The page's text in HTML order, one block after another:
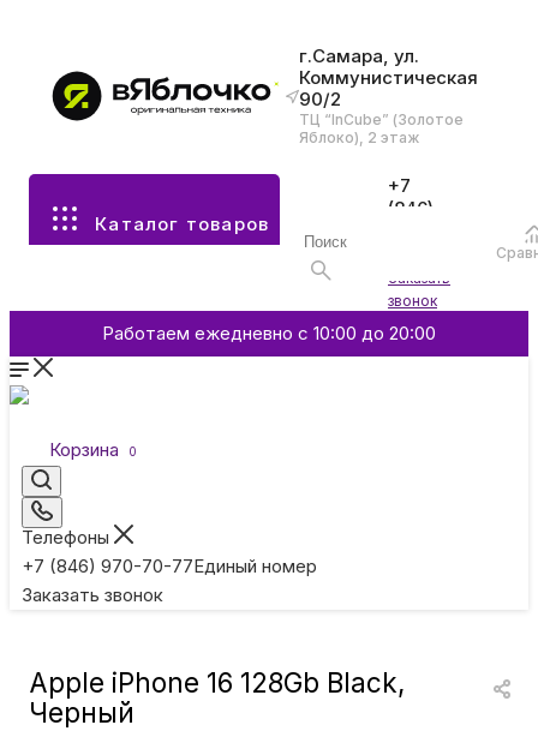
г.Самара, ул.
Коммунистическая
90/2
ТЦ “InCube” (Золотое
Яблоко), 2 этаж
Каталог товаров
+7
(846)
Заказать
звонок
Работаем ежедневно с 10:00 до 20:00
Корзина 0
Телефоны
+7 (846) 970-70-77Единый номер
Заказать звонок
Все разделы каталога
Аксессуары
Смартфоны и гаджеты
Умные кольца
Apple iPhone 16 128Gb Black,
Черный